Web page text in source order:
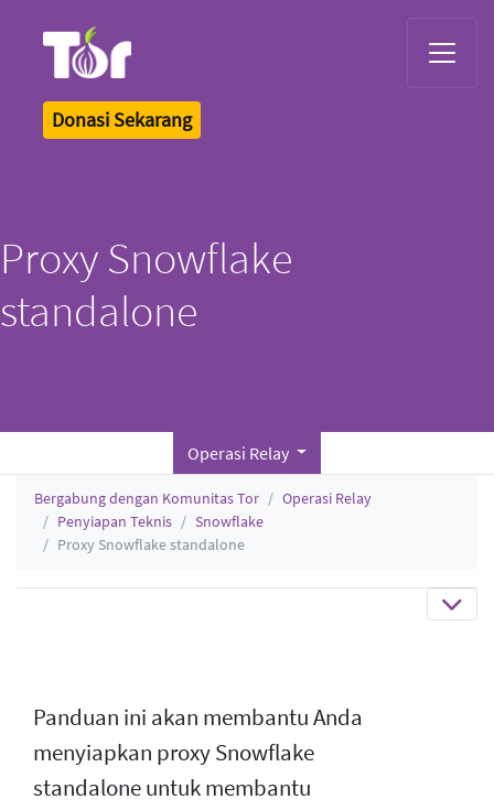
Donasi Sekarang
Proxy Snowflake
standalone
Operasi Relay
Bergabung dengan Komunitas Tor
Operasi Relay
Penyiapan Teknis
Snowflake
Proxy Snowflake standalone
Panduan ini akan membantu Anda
menyiapkan proxy Snowflake
standalone untuk membantu